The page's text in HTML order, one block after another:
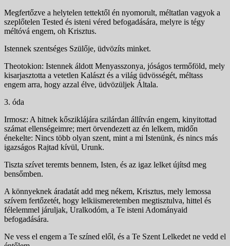
Megfertőzve a helytelen tettektől én nyomorult, méltatlan vagyok a
szeplőtelen Tested és isteni véred befogadására, melyre is tégy
méltóvá engem, oh Krisztus.
Istennek szentséges Szülője, üdvözíts minket.
Theotokion: Istennek áldott Menyasszonya, jóságos termőföld, mely
kisarjasztotta a vetetlen Kalászt és a világ üdvösségét, méltass
engem arra, hogy azzal élve, üdvözüljek Általa.
3. óda
Irmosz: A hitnek kősziklájára szilárdan állítván engem, kinyitottad
számat ellenségeimre; mert örvendezett az én lelkem, midőn
énekelte: Nincs több olyan szent, mint a mi Istenünk, és nincs más
igazságos Rajtad kívül, Urunk.
Tiszta szívet teremts bennem, Isten, és az igaz lelket újítsd meg
bensőmben.
A könnyeknek áradatát add meg nékem, Krisztus, mely lemossa
szívem fertőzetét, hogy lelkiismeretemben megtisztulva, hittel és
félelemmel járuljak, Uralkodóm, a Te isteni Adományaid
befogadására.
Ne vess el engem a Te színed elől, és a Te Szent Lelkedet ne vedd el